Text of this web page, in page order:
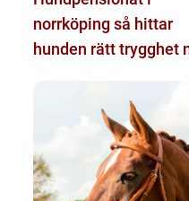
norrköping så hittar
hunden rätt trygghet